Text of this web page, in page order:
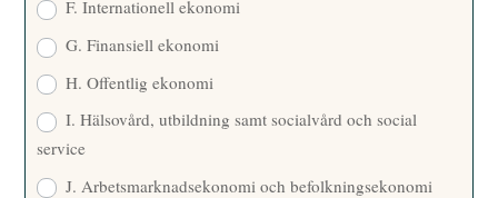
F. Internationell ekonomi
G. Finansiell ekonomi
H. Offentlig ekonomi
I. Hälsovård, utbildning samt socialvård och social
service
J. Arbetsmarknadsekonomi och befolkningsekonomi